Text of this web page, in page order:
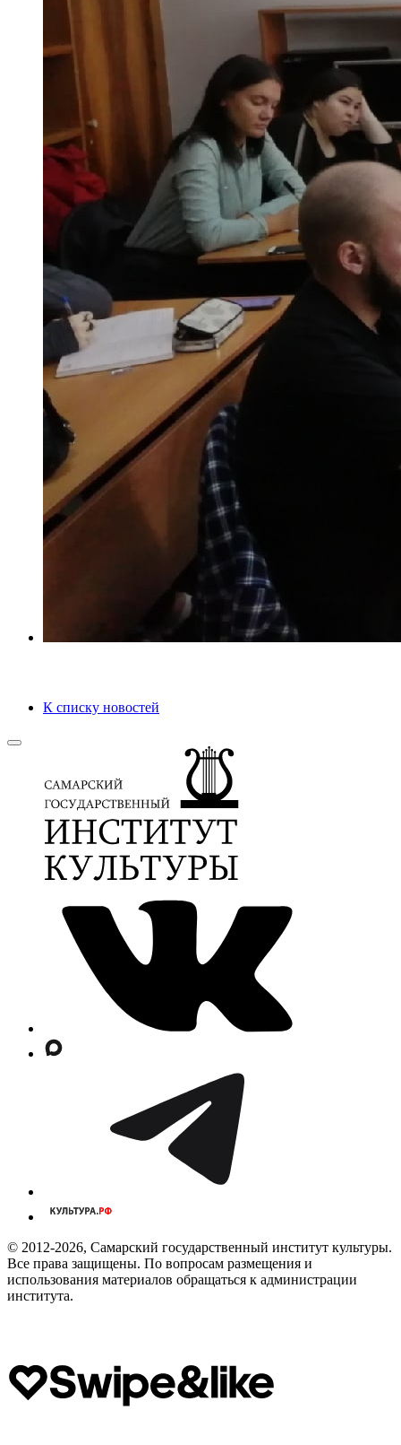
К списку новостей
© 2012-2026, Самарский государственный институт культуры.
Все права защищены. По вопросам размещения и
использования материалов обращаться к администрации
института.